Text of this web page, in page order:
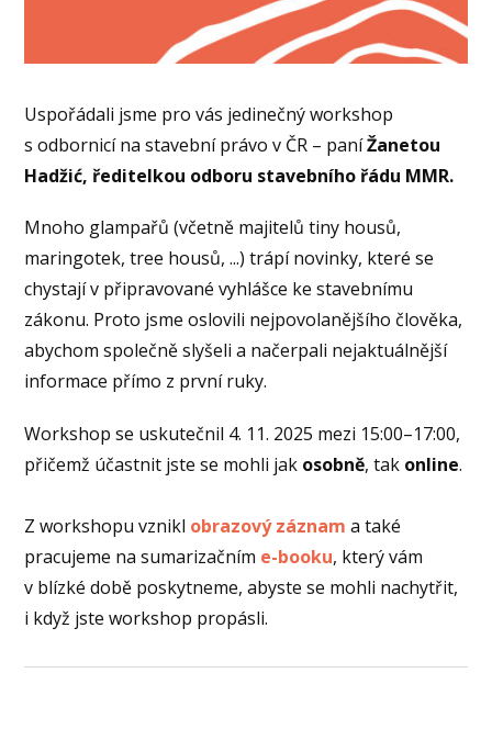
Uspořádali jsme pro vás jedinečný workshop
s odbornicí na stavební právo v ČR – paníŽanetou
Hadžić, ředitelkou odboru stavebního řádu MMR.
Mnoho glampařů (včetně majitelů tiny housů,
maringotek, tree housů, ...) trápí novinky, které se
chystají v připravované vyhlášce ke stavebnímu
zákonu. Proto jsme oslovili nejpovolanějšího člověka,
abychom společně slyšeli a načerpali nejaktuálnější
informace přímo z první ruky.
Workshop se uskutečnil 4. 11. 2025 mezi 15:00–17:00,
přičemž účastnit jste se mohli jak osobně, tak online.
Z workshopu vznikl obrazový záznam a také
pracujeme na sumarizačním e-booku, který vám
v blízké době poskytneme, abyste se mohli nachytřit,
i když jste workshop propásli.